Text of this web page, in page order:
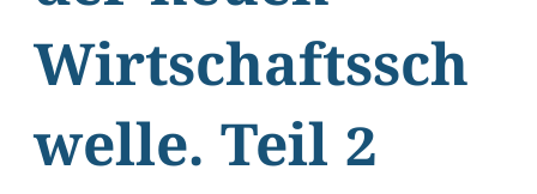
Wirtschaftssch
welle. Teil 2